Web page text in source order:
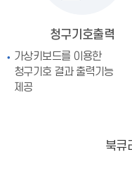
청구기호출력
가상키보드를 이용한
청구기호 결과 출력기능
제공
북큐